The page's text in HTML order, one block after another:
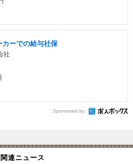
カーでの給与社保
社
Sponsored by
関連ニュース